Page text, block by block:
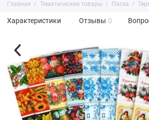
Главная Тематические товары Пасха
Характеристики Отзывы 0